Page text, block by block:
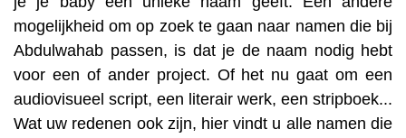
mogelijkheid om op zoek te gaan naar namen die bij
Abdulwahab passen, is dat je de naam nodig hebt
voor een of ander project. Of het nu gaat om een
audiovisueel script, een literair werk, een stripboek...
Wat uw redenen ook zijn, hier vindt u alle namen die